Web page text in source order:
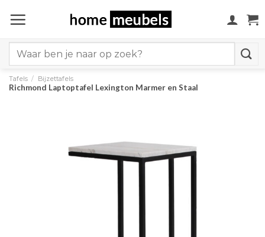
naar
for:
Tafels / Bijzettafels
Richmond Laptoptafel Lexington Marmer en Staal